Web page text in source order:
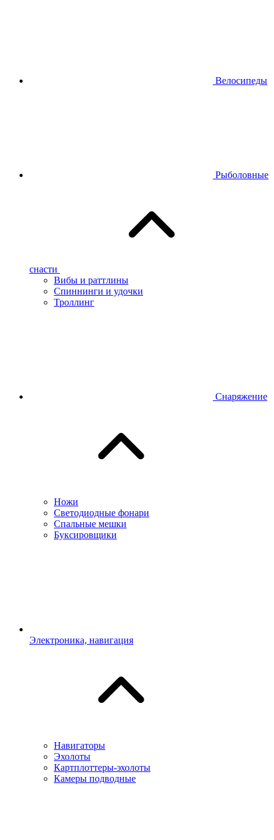
Велосипеды
Рыболовные
снасти
Вибы и раттлины
Спиннинги и удочки
Троллинг
Снаряжение
Ножи
Светодиодные фонари
Спальные мешки
Буксировщики
Электроника, навигация
Навигаторы
Эхолоты
Картплоттеры-эхолоты
Камеры подводные